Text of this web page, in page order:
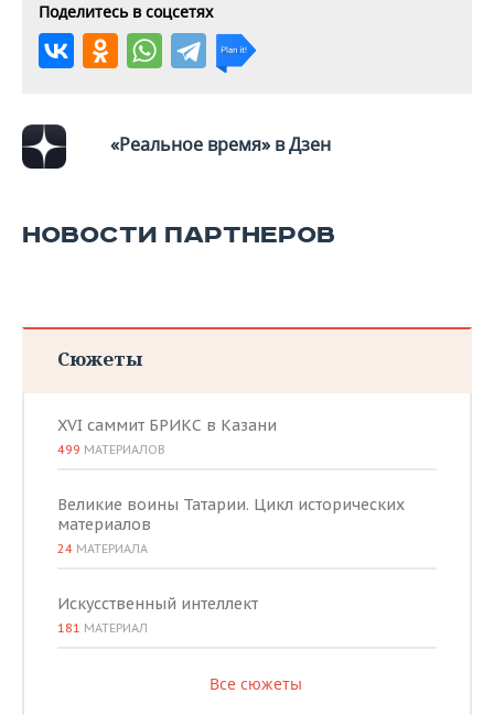
Поделитесь в соцсетях
«Реальное время» в Дзен
НОВОСТИ ПАРТНЕРОВ
Сюжеты
XVI саммит БРИКС в Казани
499 МАТЕРИАЛОВ
Великие воины Татарии. Цикл исторических
материалов
24 МАТЕРИАЛА
Искусственный интеллект
181 МАТЕРИАЛ
Все сюжеты